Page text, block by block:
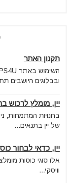
תקנון האתר
ובבלוגים היושבים
יין, מומלץ לרכוש
בחנויות המתמחות,
של יין בתנאים...
יין, כדאי לבחור
אלו סוגי כוסות
וויסקי...